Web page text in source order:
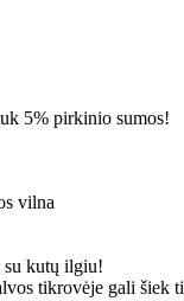
5% pirkinio sumos!
vilna
su kutų ilgiu!
tikrovėje gali šiek